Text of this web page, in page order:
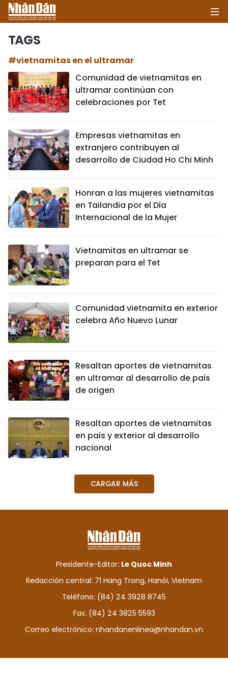
POLÍTICA
SOCIEDAD
CULTURA - ENTRETENIMIENTO
INTERNACIONAL
VIAJES
HISTORIAS MULTIMEDIA
¿QUIÉNES SOMOS?
TIẾNG VIỆT
ENGLISH
中文
РУССКИЙ
TAGS
#vietnamitas en el ultramar
Comunidad de vietnamitas en
ultramar continúan con
celebraciones por Tet
Empresas vietnamitas en
extranjero contribuyen al
desarrollo de Ciudad Ho Chi Minh
Honran a las mujeres vietnamitas
en Tailandia por el Día
Internacional de la Mujer
Vietnamitas en ultramar se
preparan para el Tet
Comunidad vietnamita en exterior
celebra Año Nuevo Lunar
Resaltan aportes de vietnamitas
en ultramar al desarrollo de país
de origen
Resaltan aportes de vietnamitas
en país y exterior al desarrollo
nacional
CARGAR MÁS
Presidente-Editor: Le Quoc Minh
Redacción central: 71 Hang Trong, Hanói, Vietnam
Teléfono: (84) 24 3928 8745
Fax: (84) 24 3825 5593
Correo electrónico: nhandanenlinea@nhandan.vn